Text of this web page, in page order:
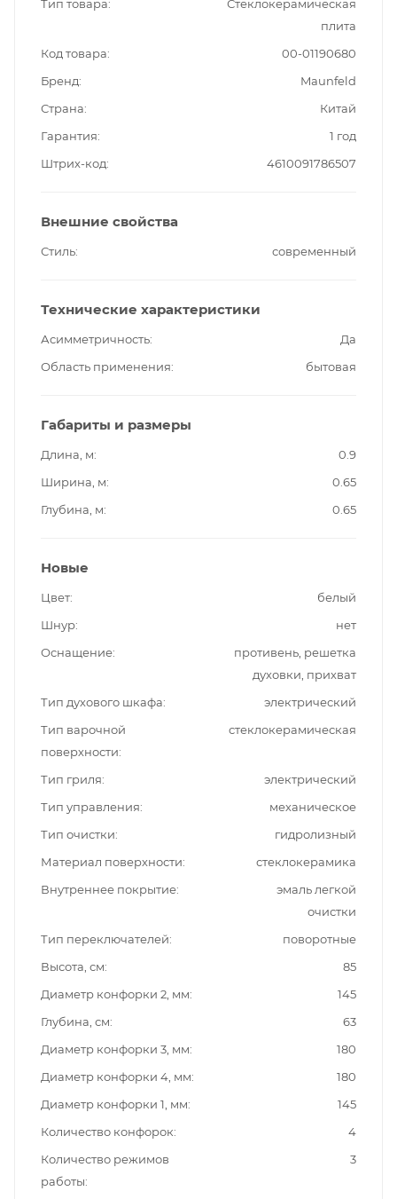
Тип товара
Стеклокерамическая
плита
Код товара
00-01190680
Бренд
Maunfeld
Страна
Китай
Гарантия
1 год
Штрих-код
4610091786507
Внешние свойства
Стиль современный
Технические характеристики
Асимметричность
Да
Область применения
бытовая
Габариты и размеры
Длина, м
0.9
Ширина, м
0.65
Глубина, м
0.65
Новые
Цвет
белый
Шнур
нет
Оснащение
противень, решетка
духовки, прихват
Тип духового шкафа
электрический
Тип варочной
поверхности
стеклокерамическая
Тип гриля
электрический
Тип управления
механическое
Тип очистки
гидролизный
Материал поверхности
стеклокерамика
Внутреннее покрытие
эмаль легкой
очистки
Тип переключателей
поворотные
Высота, см
85
Диаметр конфорки 2, мм
145
Глубина, см
63
Диаметр конфорки 3, мм
180
Диаметр конфорки 4, мм
180
Диаметр конфорки 1, мм
145
Количество конфорок
4
Количество режимов
работы
3